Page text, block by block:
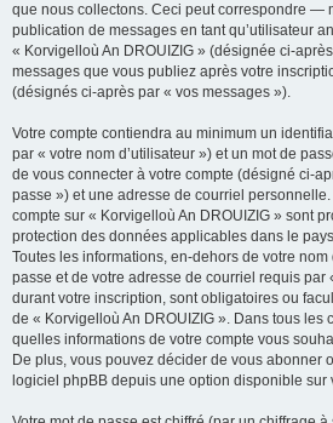
que nous collectons. Ceci peut correspondre —
publication de messages en tant qu’utilisateur
« Korvigelloù An DROUIZIG » (désignée ci-
messages que vous publiez après votre
(désignés ci-après par « vos messages »).
Votre compte contiendra au minimum un
par « votre nom d’utilisateur ») et un mot de
de vous connecter à votre compte (désigné ci-
passe ») et une adresse de courriel
compte sur « Korvigelloù An DROUIZIG » sont
protection des données applicables dans le
Toutes les informations, en-dehors de votre nom
passe et de votre adresse de courriel requis par
durant votre inscription, sont obligatoires ou
de « Korvigelloù An DROUIZIG ». Dans tous les
quelles informations de votre compte vous
De plus, vous pouvez décider de vous abonner
logiciel phpBB depuis une option disponible sur